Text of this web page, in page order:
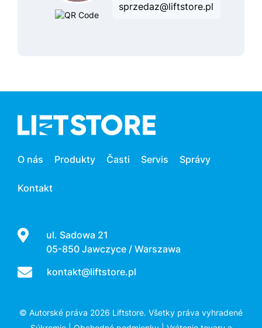
sprzedaz@liftstore.pl
O nás Produkty Časti Servis Správy
Kontakt
ul. Sadowa 21
05-850 Jawczyce / Warszawa
kontakt@liftstore.pl
© Autorské práva 2026 Liftstore. Všetky práva vyhradené